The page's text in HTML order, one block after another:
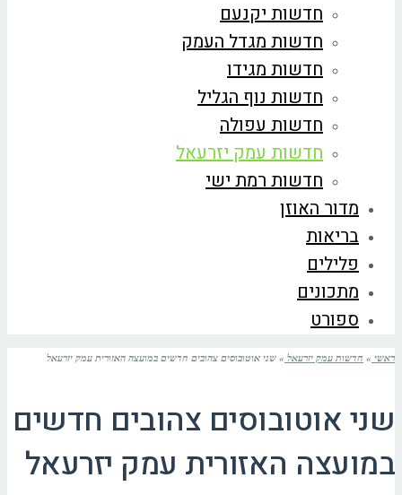
חדשות יקנעם
חדשות מגדל העמק
חדשות מגידו
חדשות נוף הגליל
חדשות עפולה
חדשות עמק יזרעאל
חדשות רמת ישי
מדור האוזן
בריאות
פלילים
מתכונים
ספורט
ראשי » חדשות עמק יזרעאל » שני אוטובוסים צהובים חדשים במועצה האזורית עמק יזרעאל
שני אוטובוסים צהובים חדשים
במועצה האזורית עמק יזרעאל